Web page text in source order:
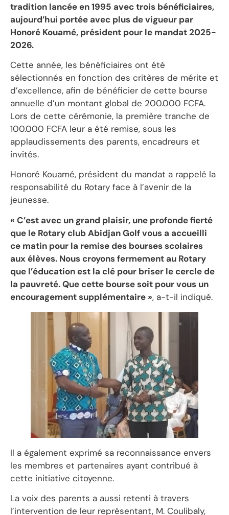
tradition lancée en 1995 avec trois bénéficiaires,
aujourd’hui portée avec plus de vigueur par
Honoré Kouamé, président pour le mandat 2025-
2026.
‎Cette année, les bénéficiaires ont été
sélectionnés en fonction des critères de mérite et
d’excellence, afin de bénéficier de cette bourse
annuelle d’un montant global de 200.000 FCFA.
Lors de cette cérémonie, la première tranche de
100.000 FCFA leur a été remise, sous les
applaudissements des parents, encadreurs et
invités.
‎Honoré Kouamé, président du mandat a rappelé la
responsabilité du Rotary face à l’avenir de la
jeunesse.
« C’est avec un grand plaisir, une profonde fierté
que le Rotary club Abidjan Golf vous a accueilli
ce matin pour la remise des bourses scolaires
aux élèves. Nous croyons fermement au Rotary
que l’éducation est la clé pour briser le cercle de
la pauvreté. Que cette bourse soit pour vous un
encouragement supplémentaire », a-t-il indiqué.
Il a également exprimé sa reconnaissance envers
les membres et partenaires ayant contribué à
cette initiative citoyenne.
‎La voix des parents a aussi retenti à travers
l’intervention de leur représentant, M. Coulibaly,